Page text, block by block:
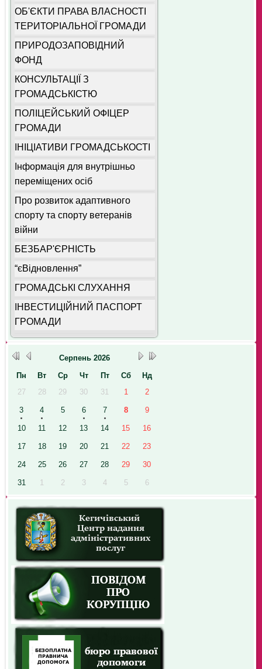
ОБ'ЄКТИ ПРАВА ВЛАСНОСТІ
ТЕРИТОРІАЛЬНОЇ ГРОМАДИ
ПРИРОДОЗАПОВІДНИЙ
ФОНД
КОНСУЛЬТАЦІЇ З
ГРОМАДСЬКІСТЮ
ПОЛІЦЕЙСЬКИЙ ОФІЦЕР
ГРОМАДИ
ІНІЦІАТИВИ ГРОМАДСЬКОСТІ
Інформація для внутрішньо
переміщених осіб
Про розвиток адаптивного
спорту та спорту ветеранів
війни
БЕЗБАР'ЄРНІСТЬ
“єВідновлення”
ГРОМАДСЬКІ СЛУХАННЯ
ІНВЕСТИЦІЙНИЙ ПАСПОРТ
ГРОМАДИ
Серпень 2026
Пн
Вт Ср Чт Пт Сб
Нд
27
28 29 30 31 1 2
3 4 5 6 7 8 9
10 11 12 13 14 15 16
17 18 19 20 21 22 23
24 25 26 27 28 29 30
31 1 2 3 4 5 6